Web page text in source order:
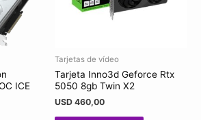
ICE
Tarjetas de vídeo
Tarjeta Inno3d Geforce Rtx
5050 8gb Twin X2
USD 460,00